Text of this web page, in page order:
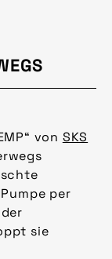
von SKS
per
sie